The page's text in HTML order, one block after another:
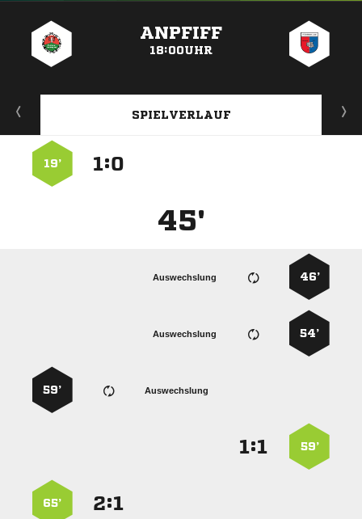
ANPFIFF
18:00UHR
SPIELVERLAUF
:
19’
45'
46’
Auswechslung
54’
Auswechslung
Auswechslung
59’
59’
:
:
65’